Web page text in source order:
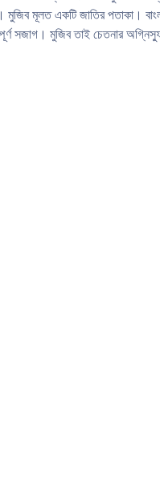
মূলত একটি জাতির পতাকা।
সজাগ। মুজিব তাই চেতনার